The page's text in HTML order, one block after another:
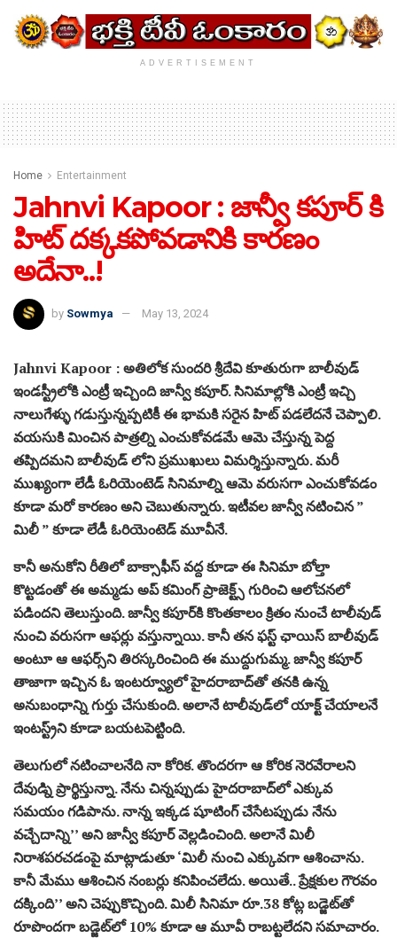
ADVERTISEMENT
Home Entertainment
Jahnvi Kapoor : జాన్వీ కపూర్ కి
హిట్ దక్కకపోవడానికి కారణం
అదేనా..!
by Sowmya May 13, 2024
Jahnvi Kapoor : అతిలోక సుందరి శ్రీదేవి కూతురుగా బాలీవుడ్
ఇండస్ట్రీలోకి ఎంట్రీ ఇచ్చింది జాన్వీ కపూర్‌. సినిమాల్లోకి ఎంట్రీ ఇచ్చి
నాలుగేళ్ళు గడుస్తున్నప్పటికీ ఈ భామకి సరైన హిట్ పడలేదనే చెప్పాలి.
వయసుకి మించిన పాత్రల్ని ఎంచుకోవడమే ఆమె చేస్తున్న పెద్ద
తప్పిదమని బాలీవుడ్‌ లోని ప్రముఖులు విమర్శిస్తున్నారు. మరీ
ముఖ్యంగా లేడీ ఓరియెంటెడ్ సినిమాల్ని ఆమె వరుసగా ఎంచుకోవడం
కూడా మరో కారణం అని చెబుతున్నారు. ఇటీవల జాన్వీ నటించిన ”
మిలీ ” కూడా లేడీ ఓరియెంటెడ్ మూవీనే.
కానీ అనుకోని రీతిలో బాక్సాఫీస్ వద్ద కూడా ఈ సినిమా బోల్తా
కొట్టడంతో ఈ అమ్మడు అప్ కమింగ్ ప్రాజెక్ట్స్ గురించి ఆలోచనలో
పడిందని తెలుస్తుంది. జాన్వీ కపూర్‌కి కొంతకాలం క్రితం నుంచే టాలీవుడ్
నుంచి వరుసగా ఆఫర్లు వస్తున్నాయి. కానీ తన ఫస్ట్ ఛాయిస్ బాలీవుడ్
అంటూ ఆ ఆఫర్స్‌ని తిరస్కరించింది ఈ ముద్దుగుమ్మ. జాన్వీ కపూర్
తాజాగా ఇచ్చిన ఓ ఇంటర్వ్యూలో హైదరాబాద్‌తో తనకి ఉన్న
అనుబంధాన్ని గుర్తు చేసుకుంది. అలానే టాలీవుడ్‌లో యాక్ట్ చేయాలనే
ఇంటస్ట్ర్‌ని కూడా బయటపెట్టింది.
తెలుగులో నటించాలనేది నా కోరిక. తొందరగా ఆ కోరిక నెరవేరాలని
దేవుడ్ని ప్రార్థిస్తున్నా. నేను చిన్నప్పుడు హైదరాబాద్‌లో ఎక్కువ
సమయం గడిపాను. నాన్న ఇక్కడ షూటింగ్ చేసేటప్పుడు నేను
వచ్చేదాన్ని’’ అని జాన్వీ కపూర్ వెల్లడించింది. అలానే మిలీ
నిరాశపరచడంపై మాట్లాడుతూ ‘మిలీ నుంచి ఎక్కువగా ఆశించాను.
కానీ మేము ఆశించిన నంబర్లు కనిపించలేదు. అయితే.. ప్రేక్షకుల గౌరవం
దక్కింది’’ అని చెప్పుకొచ్చింది. మిలీ సినిమా రూ.38 కోట్ల బడ్జెట్‌తో
రూపొందగా బడ్జెట్‌లో 10% కూడా ఆ మూవీ రాబట్టలేదని సమాచారం.